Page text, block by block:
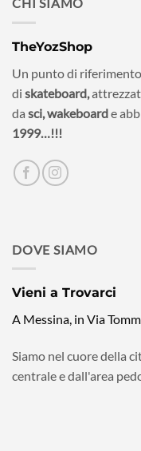
CHI SIAMO
TheYozShop
Un punto di
di skateboard,
da sci,wakeboarde
1999…!!!
DOVE SIAMO
Vieni a Trovarci
A Messina, in Via
Siamo nel cuore della
centrale e dall'area